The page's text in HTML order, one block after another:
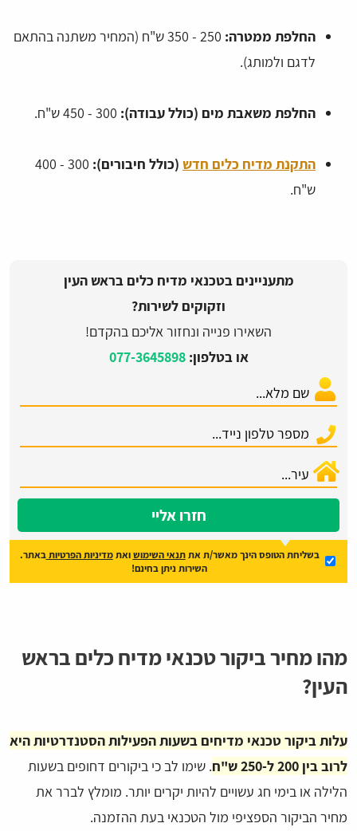
החלפת ממטרה:
250 - 350 ש"ח (המחיר משתנה בהתאם
לדגם ולמותג).
החלפת משאבת מים (כולל עבודה): 300 - 450 ש"ח.
התקנת מדיח כלים חדש (כולל חיבורים):
300 - 400
ש"ח.
מתעניינים בטכנאי מדיח כלים בראש העין
וזקוקים לשירות?
השאירו פנייה ונחזור אליכם בהקדם!
או בטלפון:077-3645898
חזרו אליי
בשליחת הטופס הינך מאשר/ת אתתנאי השימושואתמדיניות הפרטיות באתר.
השירות ניתן בחינם!
מהו מחיר ביקור טכנאי מדיח כלים בראש
העין?
עלות ביקור טכנאי מדיחים בשעות הפעילות הסטנדרטיות היא
לרוב בין 200 ל-250 ש"ח
. שימו לב כי ביקורים דחופים בשעות
הלילה או בימי חג עשויים להיות יקרים יותר. מומלץ לברר את
מחיר הביקור הספציפי מול הטכנאי בעת ההזמנה.